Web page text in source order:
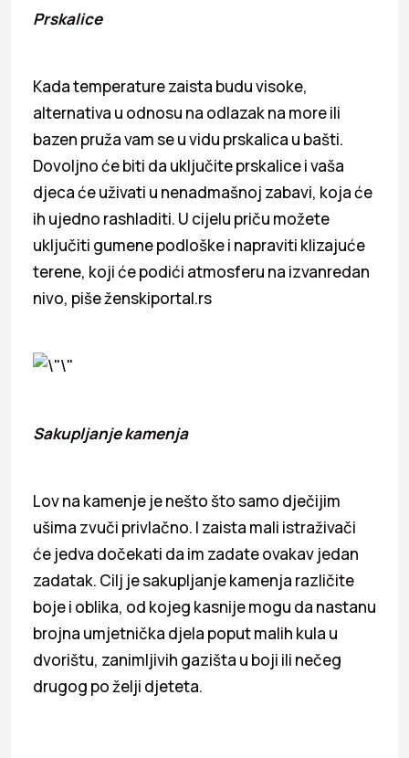
Prskalice
Kada temperature zaista budu visoke,
alternativa u odnosu na odlazak na more ili
bazen pruža vam se u vidu prskalica u bašti.
Dovoljno će biti da uključite prskalice i vaša
djeca će uživati u nenadmašnoj zabavi, koja će
ih ujedno rashladiti. U cijelu priču možete
uključiti gumene podloške i napraviti klizajuće
terene, koji će podići atmosferu na izvanredan
nivo, piše ženskiportal.rs
Sakupljanje kamenja
Lov na kamenje je nešto što samo dječijim
ušima zvuči privlačno. I zaista mali istraživači
će jedva dočekati da im zadate ovakav jedan
zadatak. Cilj je sakupljanje kamenja različite
boje i oblika, od kojeg kasnije mogu da nastanu
brojna umjetnička djela poput malih kula u
dvorištu, zanimljivih gazišta u boji ili nečeg
drugog po želji djeteta.